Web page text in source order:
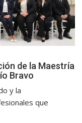
de la Maestría
Bravo
y la
que